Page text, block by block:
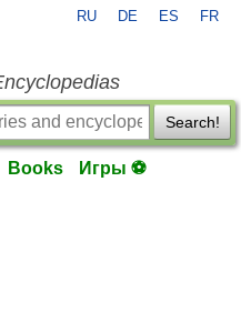
RU DE ES FR
Search!
Books Игры ⚽